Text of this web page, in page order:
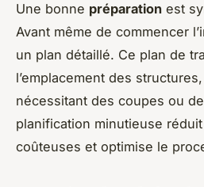
Une bonne préparation est
Avant même de commencer
un plan détaillé. Ce plan de
l’emplacement des
nécessitant des coupes ou
planification minutieuse
coûteuses et optimise le